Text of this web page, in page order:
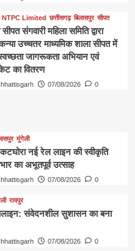
NTPC Limited छत्तीसगढ़ बिलासपुर सीपत
संगवारी महिला समिति द्वारा
उच्चतर माध्यमिक शाला सीपत में
जागरूकता अभियान एवं
का वितरण
07/08/2026 0
मुंगेली
नई रेल लाइन की स्वीकृति
का अभूतपूर्व उत्साह
07/08/2026 0
रायपुर
संवेदनशील सुशासन का बना
07/08/2026 0